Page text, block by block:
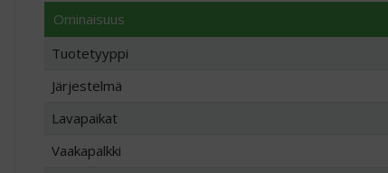
Ominaisuus
Tuotetyyppi
Järjestelmä
Lavapaikat
Vaakapalkki